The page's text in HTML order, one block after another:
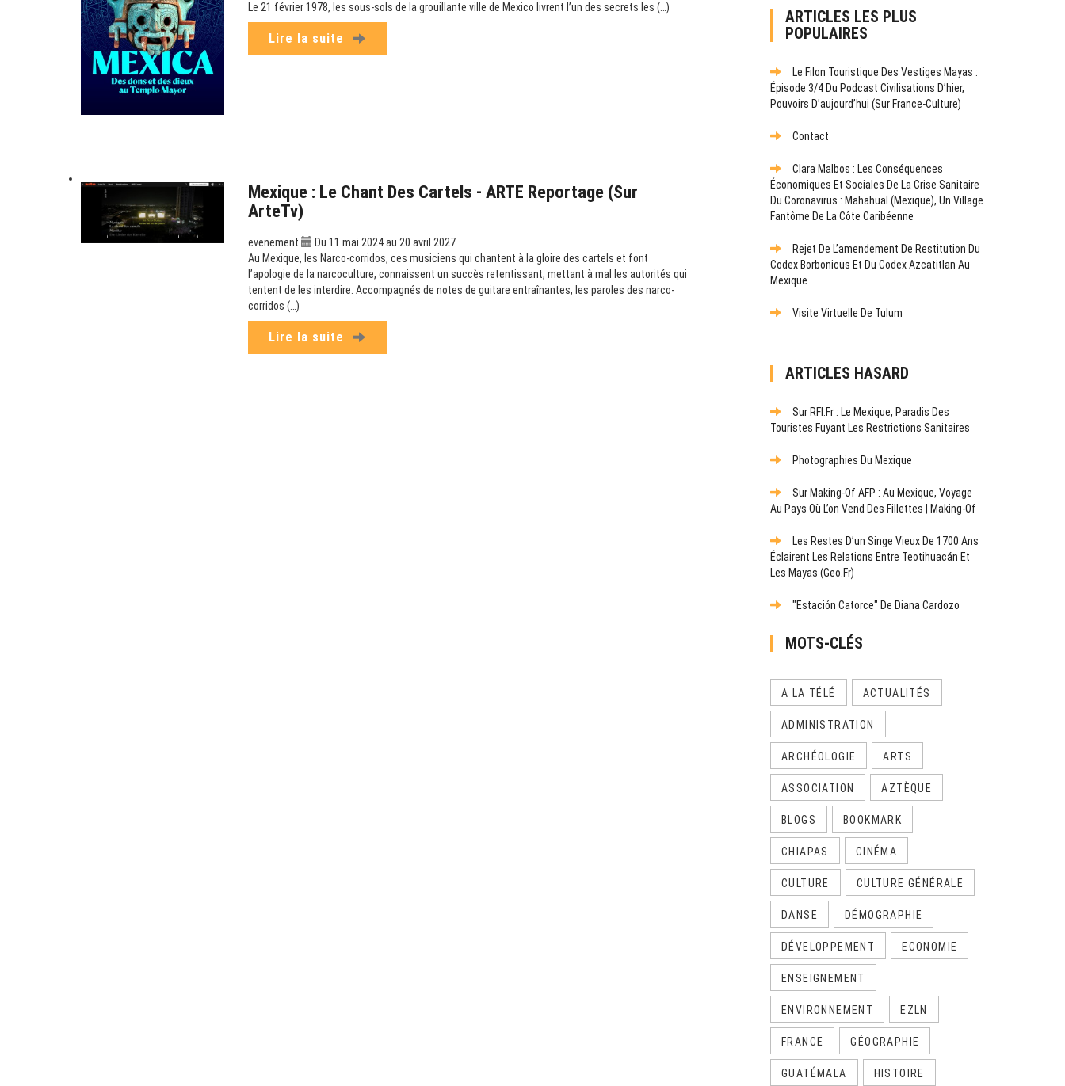
Le 21 février 1978, les sous-sols de la grouillante ville de Mexico livrent l’un des secrets les (…)
Lire la suite
Mexique : Le Chant Des Cartels - ARTE Reportage (sur
ArteTv)
evenement
Du 11 mai 2024 au 20 avril 2027
Au Mexique, les Narco-corridos, ces musiciens qui chantent à la gloire des cartels et font
l’apologie de la narcoculture, connaissent un succès retentissant, mettant à mal les autorités qui
tentent de les interdire. Accompagnés de notes de guitare entraînantes, les paroles des narco-
corridos (…)
Lire la suite
ARTICLES LES PLUS
POPULAIRES
Le Filon Touristique Des Vestiges Mayas :
Épisode 3/4 Du Podcast Civilisations D’hier,
Pouvoirs D’aujourd’hui (sur France-Culture)
Contact
Clara Malbos : Les Conséquences
Économiques Et Sociales De La Crise Sanitaire
Du Coronavirus : Mahahual (Mexique), Un Village
Fantôme De La Côte Caribéenne
Rejet De L’amendement De Restitution Du
Codex Borbonicus Et Du Codex Azcatitlan Au
Mexique
Visite Virtuelle De Tulum
ARTICLES HASARD
Sur RFI.fr : Le Mexique, Paradis Des
Touristes Fuyant Les Restrictions Sanitaires
Photographies Du Mexique
Sur Making-Of AFP : Au Mexique, Voyage
Au Pays Où L’on Vend Des Fillettes | Making-Of
Les Restes D’un Singe Vieux De 1700 Ans
Éclairent Les Relations Entre Teotihuacán Et
Les Mayas (Geo.fr)
"Estación Catorce" De Diana Cardozo
MOTS-CLÉS
A LA TÉLÉ ACTUALITÉS
ADMINISTRATION
ARCHÉOLOGIE ARTS
ASSOCIATION AZTÈQUE
BLOGS BOOKMARK
CHIAPAS CINÉMA
CULTURE CULTURE GÉNÉRALE
DANSE DÉMOGRAPHIE
DÉVELOPPEMENT ECONOMIE
ENSEIGNEMENT
ENVIRONNEMENT EZLN
FRANCE GÉOGRAPHIE
GUATÉMALA HISTOIRE